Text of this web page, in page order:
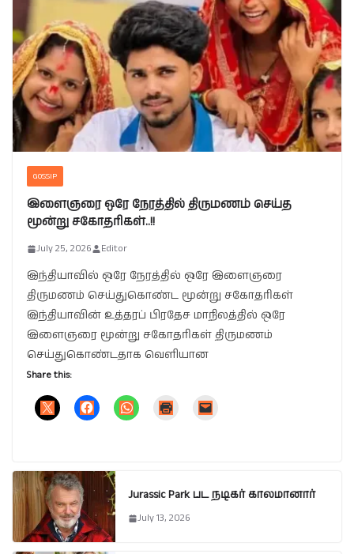
GOSSIP
இளைஞரை ஒரே நேரத்தில் திருமணம் செய்த
மூன்று சகோதரிகள்..!!
July 25, 2026 Editor
இந்தியாவில் ஒரே நேரத்தில் ஒரே இளைஞரை
திருமணம் செய்துகொண்ட மூன்று சகோதரிகள்
இந்தியாவின் உத்தரப் பிரதேச மாநிலத்தில் ஒரே
இளைஞரை மூன்று சகோதரிகள் திருமணம்
செய்துகொண்டதாக வெளியான
Share this:
Jurassic Park பட நடிகர் காலமானார்
July 13, 2026